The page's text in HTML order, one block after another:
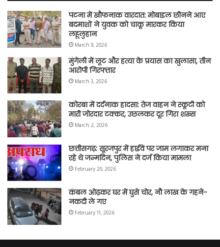
पटना में खौफनाक वारदात: मोबाइल छीनने आए
बदमाशों ने युवक को चाकू मारकर किया
लहूलुहान
March 9, 2026
मुंगेली में लूट और हत्या के प्रयास का खुलासा, तीन
आरोपी गिरफ्तार
March 3, 2026
कोरबा में दर्दनाक हादसा: तेज वाहन ने स्कूटी को
मारी जोरदार टक्कर, उछलकर दूर गिरा शख्स
March 2, 2026
छत्तीसगढ़: सूरजपुर में हाईवे पर जाम लगाकर मना
रहे थे जन्मदिन, पुलिस ने दर्ज किया मामला
February 20, 2026
कंबल ओढ़कर घर में घुसे चोर, नौ लाख के गहने-
नकदी ले गए
February 11, 2026